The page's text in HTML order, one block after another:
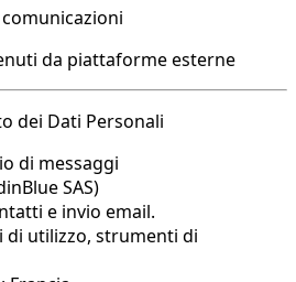
da piattaforme esterne
dei Dati Personali
di messaggi
SAS)
e invio email.
di utilizzo, strumenti di